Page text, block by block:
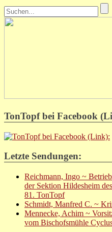
TonTopf bei Facebook
Letzte Sendungen:
Reichmann, Ingo ~
der Sektion Hildesheim
81. TonTopf
Schmidt, Manfred C. ~
Mennecke, Achim ~
vom Bischofsmühle